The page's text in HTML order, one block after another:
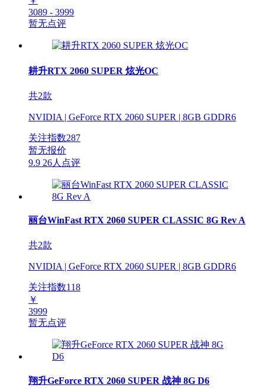
3089 - 3999
暂无点评
耕升RTX 2060 SUPER 炫光OC
共2款
NVIDIA | GeForce RTX 2060 SUPER | 8GB GDDR6
关注指数287
暂无报价
9.9 26人点评
丽台WinFast RTX 2060 SUPER CLASSIC 8G Rev A
共2款
NVIDIA | GeForce RTX 2060 SUPER | 8GB GDDR6
关注指数118
￥
3999
暂无点评
翔升GeForce RTX 2060 SUPER 战神 8G D6